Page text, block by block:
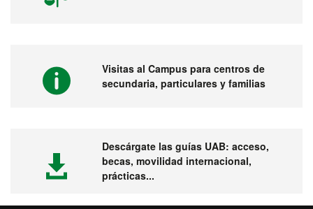
Visitas al Campus para centros de
secundaria, particulares y familias
Descárgate las guías UAB: acceso,
becas, movilidad internacional,
prácticas...